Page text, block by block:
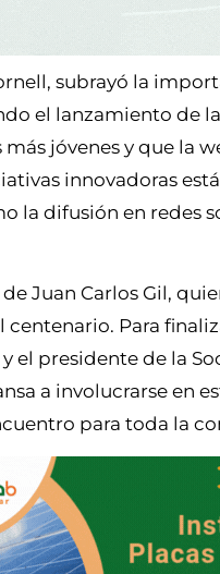
subrayó la
el lanzamiento de
jóvenes y que la
innovadoras
la difusión en redes
Juan Carlos Gil,
Para
el presidente de la
a involucrarse en
para toda la